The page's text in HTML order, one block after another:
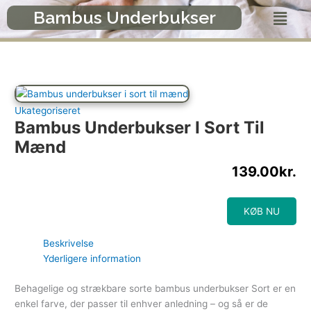
Gå
indholdet
Bambus Underbukser Menu
Ukategoriseret
Bambus Underbukser I Sort Til
Mænd
139.00kr.
KØB NU
Beskrivelse
Yderligere information
Behagelige og strækbare sorte bambus underbukser Sort er en
enkel farve, der passer til enhver anledning – og så er de